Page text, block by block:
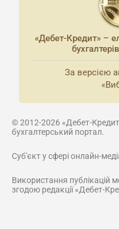
«Дебет-Кредит» –
За версією
© 2012-2026 «Дебет-
бухгалтерський портал.
Суб'єкт у сфері онлайн-
Використання
згодою редакції «Дебет-